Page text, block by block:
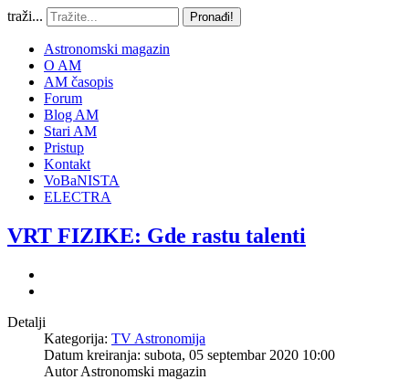
traži... Pronađi!
Astronomski magazin
O AM
AM časopis
Forum
Blog AM
Stari AM
Pristup
Kontakt
VoBaNISTA
ELECTRA
VRT FIZIKE: Gde rastu talenti
Detalji
Kategorija: TV Astronomija
Datum kreiranja: subota, 05 septembar 2020 10:00
AutorAstronomski magazin